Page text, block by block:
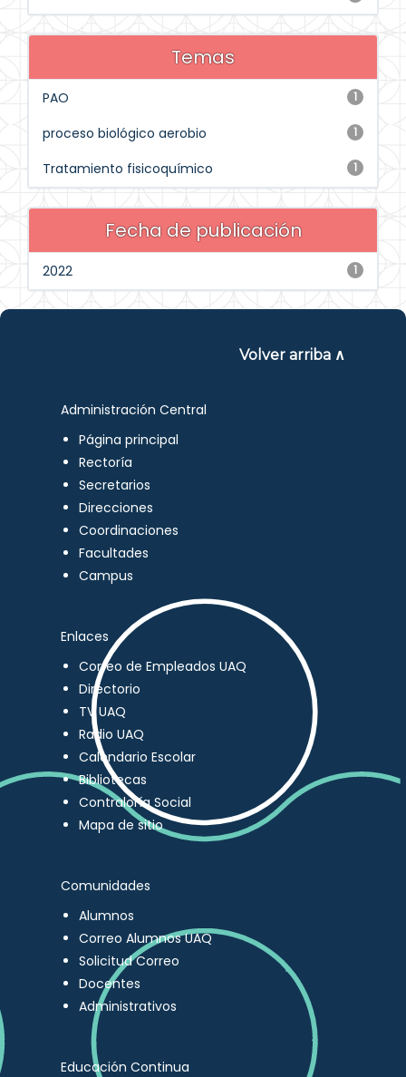
Temas
1
PAO
1
proceso biológico aerobio
1
Tratamiento fisicoquímico
Fecha de publicación
1
2022
Volver arriba ∧
Administración Central
Página principal
Rectoría
Secretarios
Direcciones
Coordinaciones
Facultades
Campus
Enlaces
Correo de Empleados UAQ
Directorio
TV UAQ
Radio UAQ
Calendario Escolar
Bibliotecas
Contraloría Social
Mapa de sitio
Comunidades
Alumnos
Correo Alumnos UAQ
Solicitud Correo
Docentes
Administrativos
Educación Continua